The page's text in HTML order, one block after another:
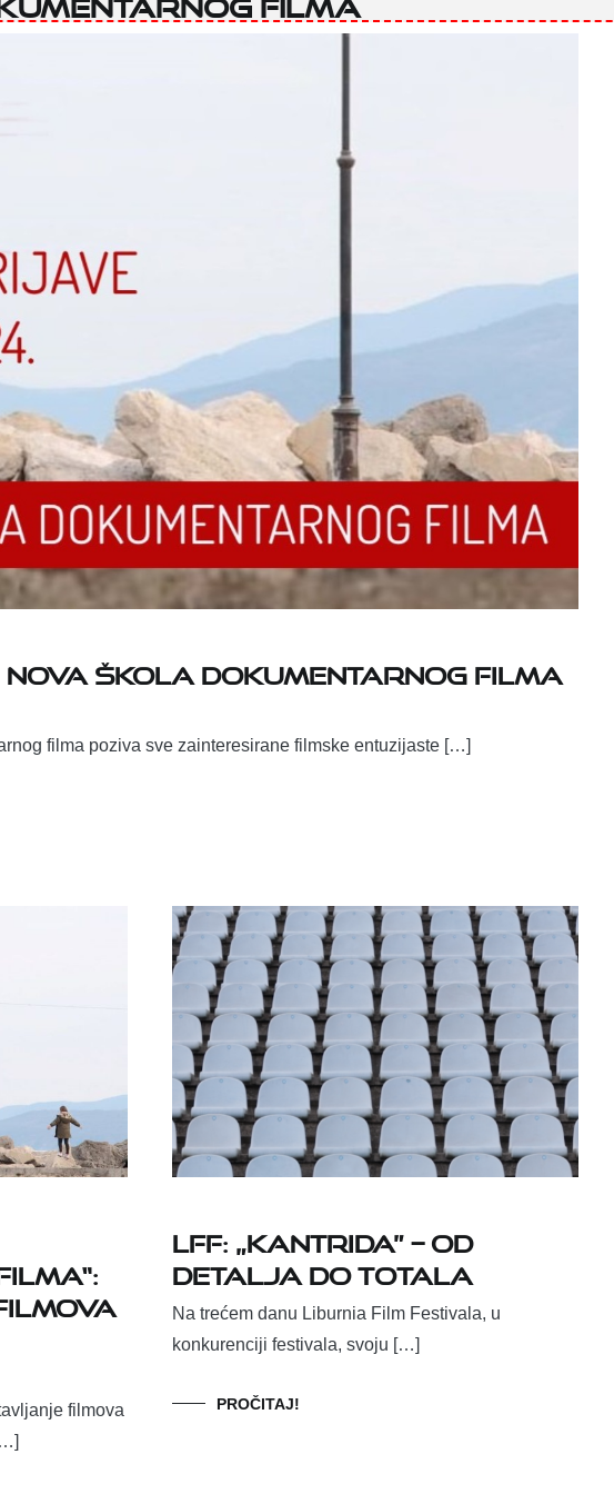
škola dokumentarnog filma
filma poziva sve zainteresirane filmske entuzijaste […]
filmova
LFF: „Kantrida” – od
detalja do totala
Na trećem danu Liburnia Film Festivala, u
konkurenciji festivala, svoju […]
PROČITAJ!